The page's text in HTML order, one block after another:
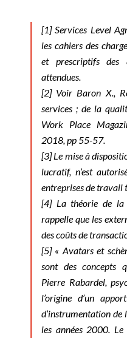
[1] Services Level
les cahiers des
et prescriptifs des
attendues.
[2]Voir Baron X.,
services ; de la
Work Place
2018, pp 55-57.
[3]Le mise à
lucratif, n’est
entreprises de travail
[4]La théorie de la
rappelle que les
des coûts de
[5]« Avatars et
sont des concepts
Pierre Rabardel,
l’origine d’un
d’instrumentation
les années 2000. Le